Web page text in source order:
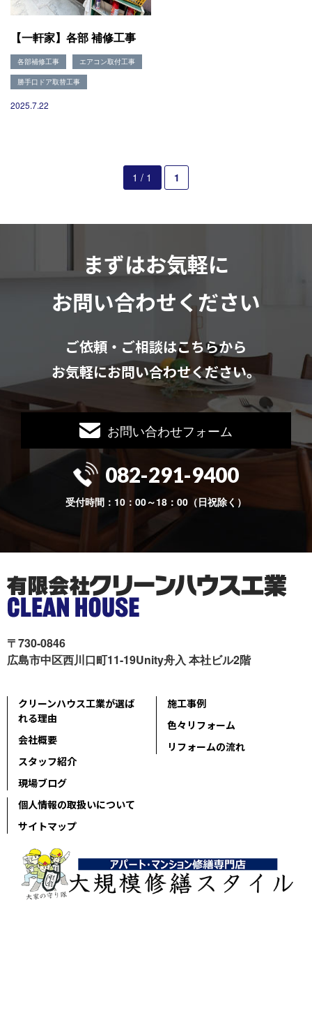
現場ブログ
リフォームQ&A
お問い合わせ
【一軒家】各部 補修工事
各部補修工事 エアコン取付工事
勝手口ドア取替工事
2025.7.22
1 / 1 1
まずはお気軽に
お問い合わせください
ご依頼・ご相談はこちらから
お気軽にお問い合わせください。
お問い合わせフォーム
082-291-9400
受付時間：10：00～18：00（日祝除く）
〒730-0846
広島市中区西川口町11-19Unity舟入 本社ビル2階
クリーンハウス工業が選ば
れる理由
会社概要
スタッフ紹介
現場ブログ
施工事例
色々リフォーム
リフォームの流れ
個人情報の取扱いについて
サイトマップ